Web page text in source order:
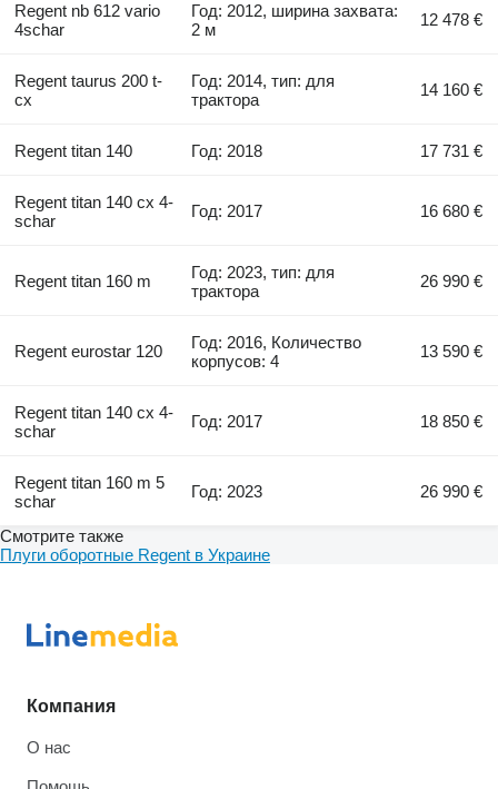
Regent nb 612 vario
4schar
Год: 2012, ширина захвата:
2 м
12 478 €
Regent taurus 200 t-
cx
Год: 2014, тип: для
трактора
14 160 €
Regent titan 140 Год: 2018 17 731 €
Regent titan 140 cx 4-
schar
Год: 2017 16 680 €
Regent titan 160 m
Год: 2023, тип: для
трактора
26 990 €
Regent eurostar 120
Год: 2016, Количество
корпусов: 4
13 590 €
Regent titan 140 cx 4-
schar
Год: 2017 18 850 €
Regent titan 160 m 5
schar
Год: 2023 26 990 €
Смотрите также
Плуги оборотные Regent в Украине
Компания
О нас